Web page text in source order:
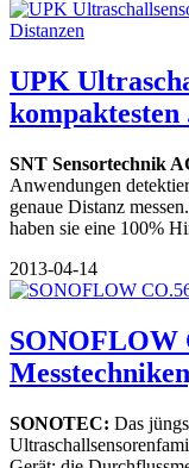
UPK
kompaktesten
SNT Sensortechnik
Anwendungen
genaue Distanz
haben sie eine 100%
2013-04-14
SONOFLOW
SONOTEC: Das